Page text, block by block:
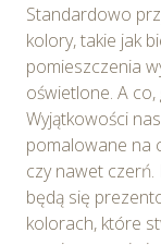
Standardowo
kolory, takie jak
pomieszczenia
oświetlone. A co,
Wyjątkowości
pomalowane na
czy nawet
będą się
kolorach, które